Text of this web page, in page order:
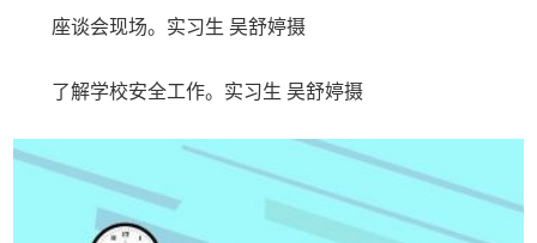
座谈会现场。实习生 吴舒婷摄
了解学校安全工作。实习生 吴舒婷摄